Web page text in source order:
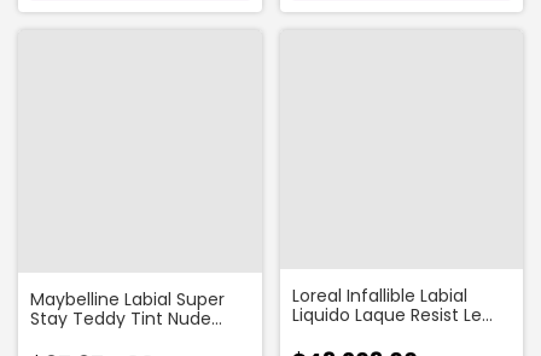
Maybelline Labial Super
Stay Teddy Tint Nude
Loreal Infallible Labial
Liquido Laque Resist Le